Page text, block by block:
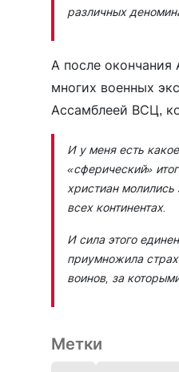
различных
А после окончания
многих военных
Ассамблеей ВСЦ,
И у меня есть
«сферический»
христиан
всех континентах.
И сила этого
приумножила
воинов, за
Метки